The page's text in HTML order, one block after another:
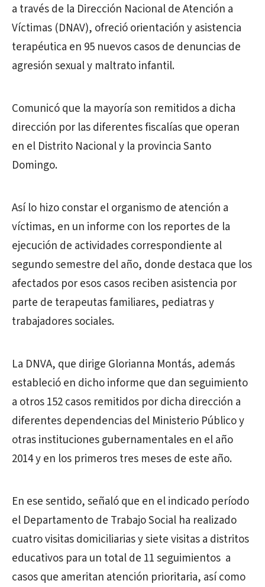
a través de la Dirección Nacional de Atención a
Víctimas (DNAV), ofreció orientación y asistencia
terapéutica en 95 nuevos casos de denuncias de
agresión sexual y maltrato infantil.
Comunicó que la mayoría son remitidos a dicha
dirección por las diferentes fiscalías que operan
en el Distrito Nacional y la provincia Santo
Domingo.
Así lo hizo constar el organismo de atención a
víctimas, en un informe con los reportes de la
ejecución de actividades correspondiente al
segundo semestre del año, donde destaca que los
afectados por esos casos reciben asistencia por
parte de terapeutas familiares, pediatras y
trabajadores sociales.
La DNVA, que dirige Glorianna Montás, además
estableció en dicho informe que dan seguimiento
a otros 152 casos remitidos por dicha dirección a
diferentes dependencias del Ministerio Público y
otras instituciones gubernamentales en el año
2014 y en los primeros tres meses de este año.
En ese sentido, señaló que en el indicado período
el Departamento de Trabajo Social ha realizado
cuatro visitas domiciliarias y siete visitas a distritos
educativos para un total de 11 seguimientos a
casos que ameritan atención prioritaria, así como